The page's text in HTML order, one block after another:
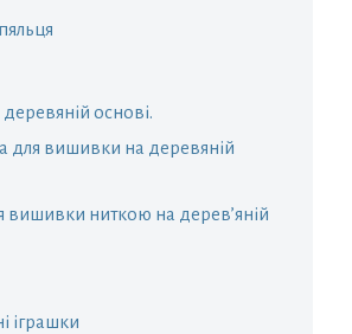
основі.
для вишивки на деревяній
вишивки ниткою на дерев’яній
іграшки